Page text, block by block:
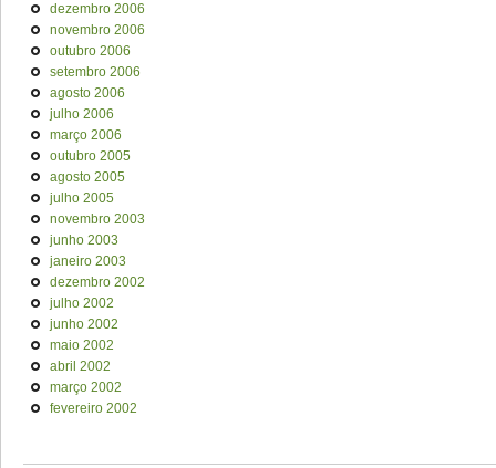
dezembro 2006
novembro 2006
outubro 2006
setembro 2006
agosto 2006
julho 2006
março 2006
outubro 2005
agosto 2005
julho 2005
novembro 2003
junho 2003
janeiro 2003
dezembro 2002
julho 2002
junho 2002
maio 2002
abril 2002
março 2002
fevereiro 2002